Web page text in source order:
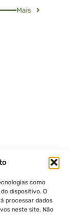
como
dispositivo. O
processar dados
neste site. Não
Mais